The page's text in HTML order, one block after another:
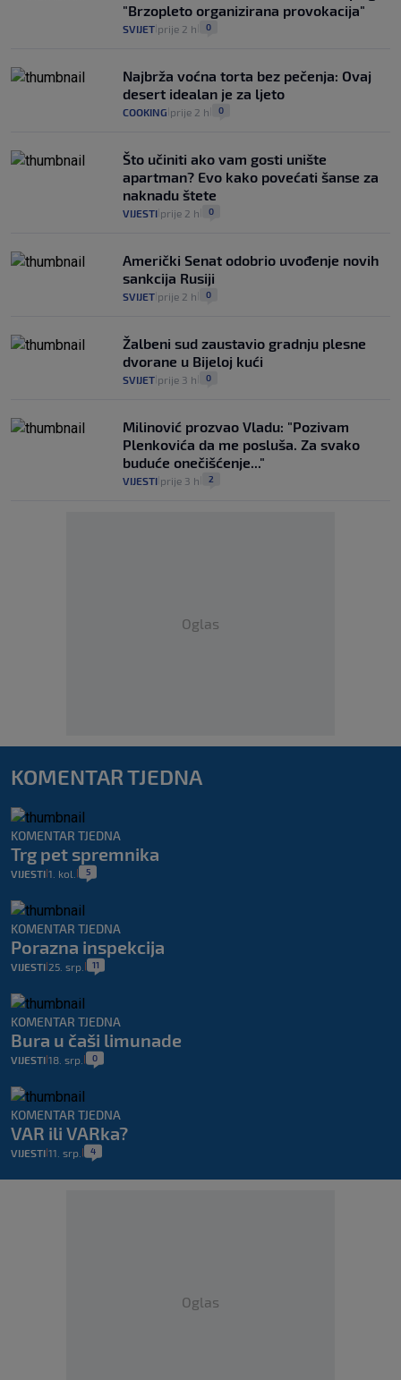
"Brzopleto organizirana provokacija"
SVIJET prije 2 h 0
Najbrža voćna torta bez pečenja: Ovaj
desert idealan je za ljeto
COOKING prije 2 h 0
Što učiniti ako vam gosti unište
apartman? Evo kako povećati šanse za
naknadu štete
VIJESTI prije 2 h 0
Američki Senat odobrio uvođenje novih
sankcija Rusiji
SVIJET prije 2 h 0
Žalbeni sud zaustavio gradnju plesne
dvorane u Bijeloj kući
SVIJET prije 3 h 0
Milinović prozvao Vladu: "Pozivam
Plenkovića da me posluša. Za svako
buduće onečišćenje..."
VIJESTI prije 3 h 2
Oglas
KOMENTAR TJEDNA
KOMENTAR TJEDNA
Trg pet spremnika
VIJESTI 1. kol. 5
KOMENTAR TJEDNA
Porazna inspekcija
VIJESTI 25. srp. 11
KOMENTAR TJEDNA
Bura u čaši limunade
VIJESTI 18. srp. 0
KOMENTAR TJEDNA
VAR ili VARka?
VIJESTI 11. srp. 4
Oglas